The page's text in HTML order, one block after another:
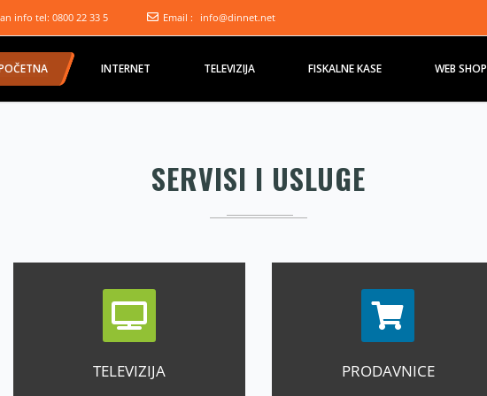
info tel: 0800 22 33 5 Email : info@dinnet.net
INTERNET TELEVIZIJA FISKALNE KASE WEB SHOP
SERVISI I USLUGE
TELEVIZIJA PRODAVNICE